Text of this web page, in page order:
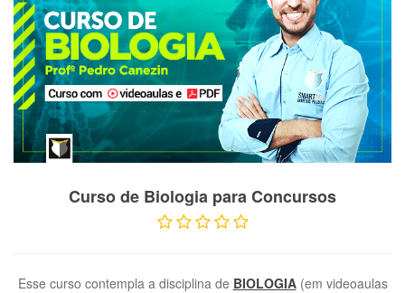
Curso de Biologia para Concursos
Esse curso contempla a disciplina de BIOLOGIA (em videoaulas